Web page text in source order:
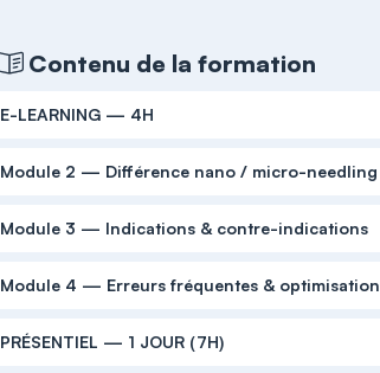
Contenu de la formation
E-LEARNING — 4H
Module 2 — Différence nano / micro-needling
Module 3 — Indications & contre-indications
Module 4 — Erreurs fréquentes & optimisation
PRÉSENTIEL — 1 JOUR (7H)